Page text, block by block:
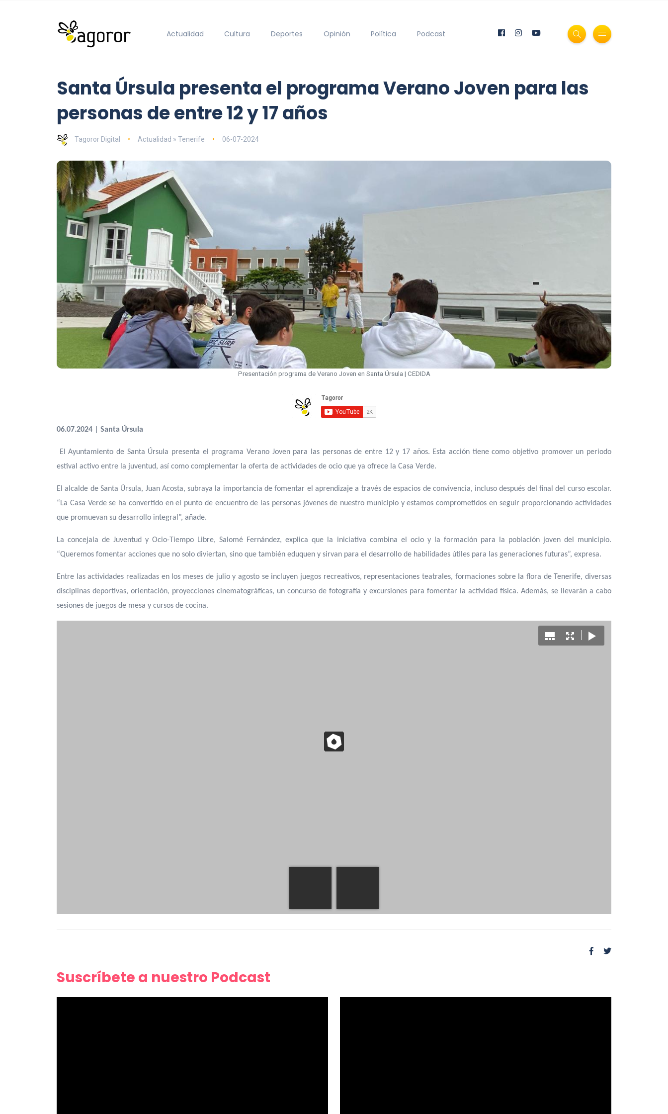
Actualidad Cultura Deportes Opinión Política Podcast
Santa Úrsula presenta el programa Verano Joven para las
personas de entre 12 y 17 años
Tagoror Digital Actualidad » Tenerife 06-07-2024
Presentación programa de Verano Joven en Santa Úrsula | CEDIDA
06.07.2024 | Santa Úrsula
El Ayuntamiento de Santa Úrsula presenta el programa Verano Joven para las personas de entre 12 y 17 años. Esta acción tiene como objetivo promover un periodo
estival activo entre la juventud, así como complementar la oferta de actividades de ocio que ya ofrece la Casa Verde.
El alcalde de Santa Úrsula, Juan Acosta, subraya la importancia de fomentar el aprendizaje a través de espacios de convivencia, incluso después del final del curso escolar.
“La Casa Verde se ha convertido en el punto de encuentro de las personas jóvenes de nuestro municipio y estamos comprometidos en seguir proporcionando actividades
que promuevan su desarrollo integral”, añade.
La concejala de Juventud y Ocio-Tiempo Libre, Salomé Fernández, explica que la iniciativa combina el ocio y la formación para la población joven del municipio.
“Queremos fomentar acciones que no solo diviertan, sino que también eduquen y sirvan para el desarrollo de habilidades útiles para las generaciones futuras”, expresa.
Entre las actividades realizadas en los meses de julio y agosto se incluyen juegos recreativos, representaciones teatrales, formaciones sobre la flora de Tenerife, diversas
disciplinas deportivas, orientación, proyecciones cinematográficas, un concurso de fotografía y excursiones para fomentar la actividad física. Además, se llevarán a cabo
sesiones de juegos de mesa y cursos de cocina.
Suscríbete a nuestro Podcast